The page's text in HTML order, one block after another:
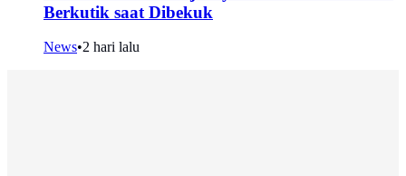
Berkutik saat Dibekuk
News•2 hari lalu